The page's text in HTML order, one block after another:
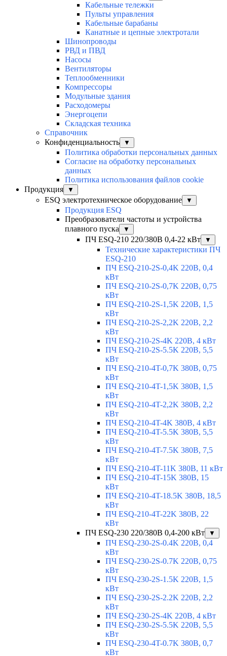
Кабельные тележки
Пульты управления
Кабельные барабаны
Канатные и цепные электротали
Шинопроводы
РВД и ПВД
Насосы
Вентиляторы
Теплообменники
Компрессоры
Модульные здания
Расходомеры
Энергоцепи
Складская техника
Справочник
Конфиденциальность
▼
Политика обработки персональных данных
Согласие на обработку персональных
данных
Политика использования файлов cookie
Продукция
▼
ESQ электротехническое оборудование ▼
Продукция ESQ
Преобразователи частоты и устройства
плавного пуска
▼
ПЧ ESQ-210 220/380В 0,4-22 кВт ▼
Технические характеристики ПЧ
ESQ-210
ПЧ ESQ-210-2S-0,4K 220В, 0,4
кВт
ПЧ ESQ-210-2S-0,7K 220В, 0,75
кВт
ПЧ ESQ-210-2S-1,5K 220В, 1,5
кВт
ПЧ ESQ-210-2S-2,2K 220В, 2,2
кВт
ПЧ ESQ-210-2S-4K 220В, 4 кВт
ПЧ ESQ-210-2S-5.5K 220В, 5,5
кВт
ПЧ ESQ-210-4T-0,7K 380В, 0,75
кВт
ПЧ ESQ-210-4T-1,5K 380В, 1,5
кВт
ПЧ ESQ-210-4T-2,2K 380В, 2,2
кВт
ПЧ ESQ-210-4T-4K 380В, 4 кВт
ПЧ ESQ-210-4T-5.5K 380В, 5,5
кВт
ПЧ ESQ-210-4T-7.5K 380В, 7,5
кВт
ПЧ ESQ-210-4T-11K 380В, 11 кВт
ПЧ ESQ-210-4T-15K 380В, 15
кВт
ПЧ ESQ-210-4T-18.5K 380В, 18,5
кВт
ПЧ ESQ-210-4T-22K 380В, 22
кВт
ПЧ ESQ-230 220/380В 0,4-200 кВт
▼
ПЧ ESQ-230-2S-0.4K 220В, 0,4
кВт
ПЧ ESQ-230-2S-0.7K 220В, 0,75
кВт
ПЧ ESQ-230-2S-1.5K 220В, 1,5
кВт
ПЧ ESQ-230-2S-2.2K 220В, 2,2
кВт
ПЧ ESQ-230-2S-4K 220В, 4 кВт
ПЧ ESQ-230-2S-5.5K 220В, 5,5
кВт
ПЧ ESQ-230-4T-0.7K 380В, 0,7
кВт